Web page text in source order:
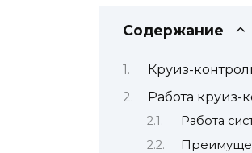
Содержание
Круиз-
Работа
Работа